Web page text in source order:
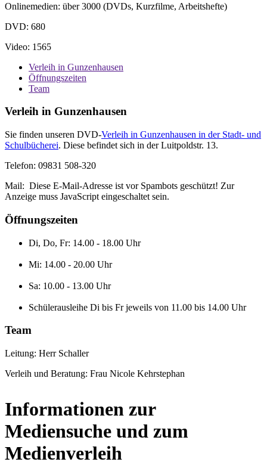
Onlinemedien: über 3000 (DVDs, Kurzfilme, Arbeitshefte)
DVD: 680
Video: 1565
Verleih in Gunzenhausen
Öffnungszeiten
Team
Verleih in Gunzenhausen
Sie finden unseren DVD-Verleih in Gunzenhausen in der Stadt- und
Schulbücherei. Diese befindet sich in der Luitpoldstr. 13.
Telefon: 09831 508-320
Mail: Diese E-Mail-Adresse ist vor Spambots geschützt! Zur
Anzeige muss JavaScript eingeschaltet sein.
Öffnungszeiten
Di, Do, Fr: 14.00 - 18.00 Uhr
Mi: 14.00 - 20.00 Uhr
Sa: 10.00 - 13.00 Uhr
Schülerausleihe Di bis Fr jeweils von 11.00 bis 14.00 Uhr
Team
Leitung: Herr Schaller
Verleih und Beratung: Frau Nicole Kehrstephan
Informationen zur
Mediensuche und zum
Medienverleih